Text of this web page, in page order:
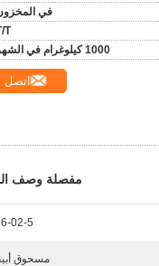
في
T
1000 كيلوغرام في الشهر
اتصل
مفصلة وصف
02-5
مسحوق